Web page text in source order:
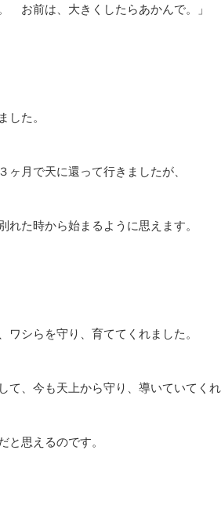
お前は、大きくしたらあかんで。」
した。
ヶ月で天に還って行きましたが、
た時から始まるように思えます。
シらを守り、育ててくれました。
、今も天上から守り、導いていてくれ
と思えるのです。